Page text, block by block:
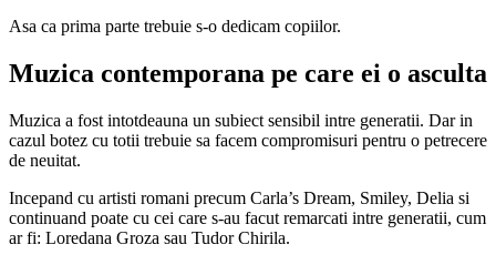
Asa ca prima parte trebuie s-o dedicam copiilor.
Muzica contemporana pe care ei o asculta
Muzica a fost intotdeauna un subiect sensibil intre generatii. Dar in
cazul botez cu totii trebuie sa facem compromisuri pentru o petrecere
de neuitat.
Incepand cu artisti romani precum Carla’s Dream, Smiley, Delia si
continuand poate cu cei care s-au facut remarcati intre generatii, cum
ar fi: Loredana Groza sau Tudor Chirila.